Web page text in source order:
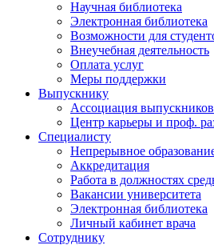
Научная библиотека
Электронная библиотека
Возможности для
Внеучебная деятельность
Оплата услуг
Меры поддержки
Выпускнику
Ассоциация выпускников
Центр карьеры и проф.
Специалисту
Непрерывное
Аккредитация
Работа в должностях
Вакансии университета
Электронная библиотека
Личный кабинет врача
Сотруднику